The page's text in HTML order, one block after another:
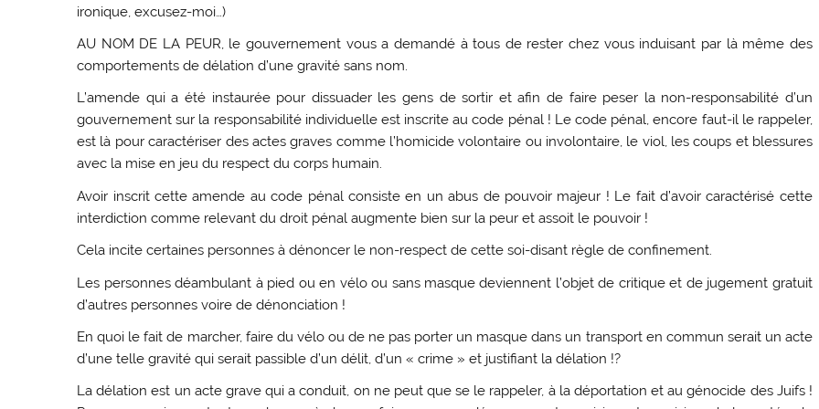
ironique, excusez-moi…)
AU NOM DE LA PEUR, le gouvernement vous a demandé à tous de rester chez vous induisant par là même des
comportements de délation d’une gravité sans nom.
L’amende qui a été instaurée pour dissuader les gens de sortir et afin de faire peser la non-responsabilité d’un
gouvernement sur la responsabilité individuelle est inscrite au code pénal ! Le code pénal, encore faut-il le rappeler,
est là pour caractériser des actes graves comme l’homicide volontaire ou involontaire, le viol, les coups et blessures
avec la mise en jeu du respect du corps humain.
Avoir inscrit cette amende au code pénal consiste en un abus de pouvoir majeur ! Le fait d’avoir caractérisé cette
interdiction comme relevant du droit pénal augmente bien sur la peur et assoit le pouvoir !
Cela incite certaines personnes à dénoncer le non-respect de cette soi-disant règle de confinement.
Les personnes déambulant à pied ou en vélo ou sans masque deviennent l’objet de critique et de jugement gratuit
d’autres personnes voire de dénonciation !
En quoi le fait de marcher, faire du vélo ou de ne pas porter un masque dans un transport en commun serait un acte
d’une telle gravité qui serait passible d’un délit, d’un « crime » et justifiant la délation !?
La délation est un acte grave qui a conduit, on ne peut que se le rappeler, à la déportation et au génocide des Juifs !